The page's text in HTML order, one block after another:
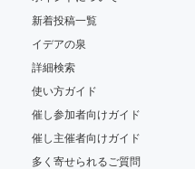
新着投稿一覧
イデアの泉
詳細検索
使い方ガイド
催し参加者向けガイド
催し主催者向けガイド
多く寄せられるご質問